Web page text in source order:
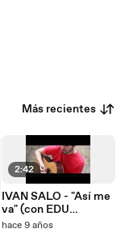
Más recientes
2:42
IVAN SALO - "Así me
va" (con EDU
SCHMIDT & NOELIA
hace 9 años